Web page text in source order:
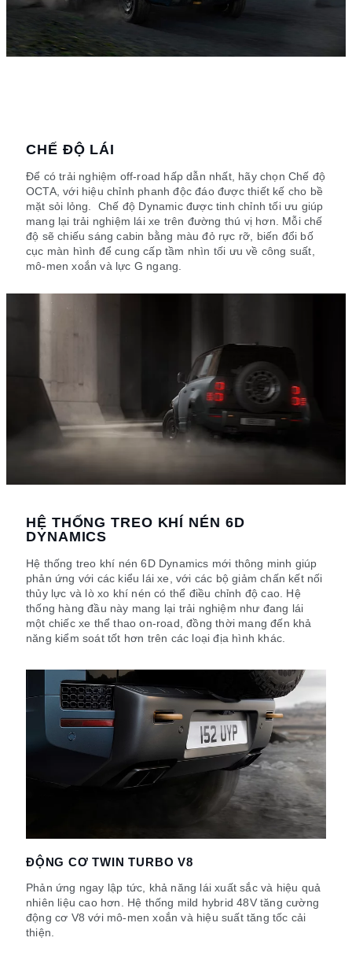
CHẾ ĐỘ LÁI
Để có trải nghiệm off-road hấp dẫn nhất, hãy chọn Chế độ
OCTA, với hiệu chỉnh phanh độc đáo được thiết kế cho bề
mặt sỏi lỏng. Chế độ Dynamic được tinh chỉnh tối ưu giúp
mang lại trải nghiệm lái xe trên đường thú vị hơn. Mỗi chế
độ sẽ chiếu sáng cabin bằng màu đỏ rực rỡ, biến đổi bố
cục màn hình để cung cấp tầm nhìn tối ưu về công suất,
mô-men xoắn và lực G ngang.
HỆ THỐNG TREO KHÍ NÉN 6D
DYNAMICS
Hệ thống treo khí nén 6D Dynamics mới thông minh giúp
phản ứng với các kiểu lái xe, với các bộ giảm chấn kết nối
thủy lực và lò xo khí nén có thể điều chỉnh độ cao. Hệ
thống hàng đầu này mang lại trải nghiệm như đang lái
một chiếc xe thể thao on-road, đồng thời mang đến khả
năng kiểm soát tốt hơn trên các loại địa hình khác.
ĐỘNG CƠ TWIN TURBO V8
Phản ứng ngay lập tức, khả năng lái xuất sắc và hiệu quả
nhiên liệu cao hơn. Hệ thống mild hybrid 48V tăng cường
động cơ V8 với mô-men xoắn và hiệu suất tăng tốc cải
thiện.